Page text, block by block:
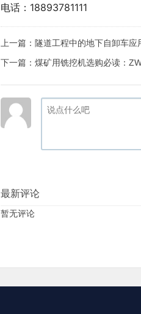
电话：18893781111
上一篇： 隧道工程中的地下自卸车
下一篇： 煤矿用铣挖机选购必读：
最新评论
暂无评论